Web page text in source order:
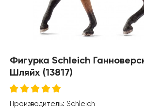
Фигурка Schleich
Шляйх (13817)
Производитель: Schleich